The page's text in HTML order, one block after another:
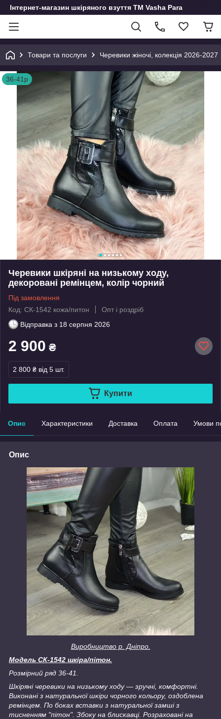
Інтернет-магазин шкіряного взуття ТМ Vasha Para
Товари та послуги Черевики жіночі, колекція 2026-2027
36-41р
Черевики шкіряні на низькому ходу,
декоровані ремінцем, колір чорний
Під замовлення
Код: СК-1542 кожа/питон
Опт і роздріб
Відправка з 18 серпня 2026
2 900 ₴
2 800 ₴ від 5 шт.
Купити
Опис Характеристики Доставка Оплата Умови
Опис
Виробництво р. Дніпро.
Модель СК-1542 шкіра/пітон.
Розмірний ряд 36-41.
Шкіряні черевики на низькому ходу ― зручні, комфортні.
Виконані з натуральної шкіри чорного кольору, оздоблена
ремінцем. По боках вставки з натуральної замші з
тисненням "пітон". Збоку на блискавці. Розраховані на